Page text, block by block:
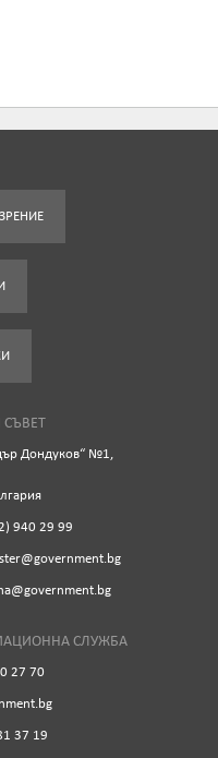
Дондуков“ №1,
940 29 99
СЛУЖБА
27 70
37 19